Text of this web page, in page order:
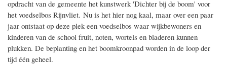
opdracht van de gemeente het kunstwerk 'Dichter bij de boom' voor
het voedselbos Rijnvliet. Nu is het hier nog kaal, maar over een paar
jaar ontstaat op deze plek een voedselbos waar wijkbewoners en
kinderen van de school fruit, noten, wortels en bladeren kunnen
plukken. De beplanting en het boomkroonpad worden in de loop der
tijd één geheel.